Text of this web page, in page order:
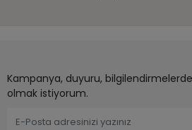
Kampanya, duyuru,
olmak istiyorum.